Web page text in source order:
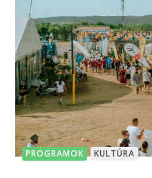
PROGRAMOK KULTÚRA